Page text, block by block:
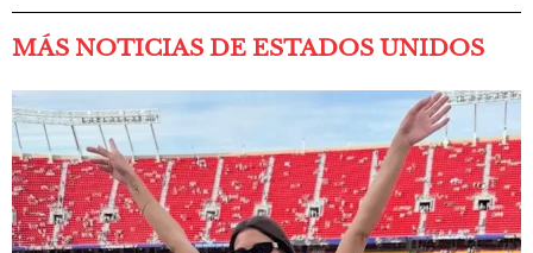
MÁS NOTICIAS DE ESTADOS UNIDOS